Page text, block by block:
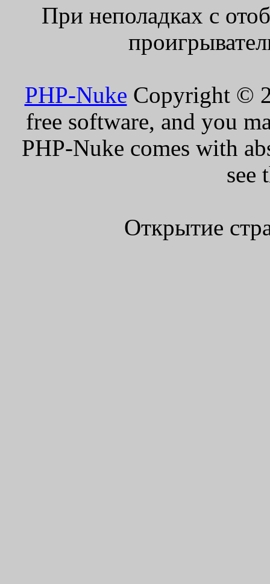
При неполадках с
PHP-Nuke Copyright ©
free software, and you
PHP-Nuke comes with
see
Открытие